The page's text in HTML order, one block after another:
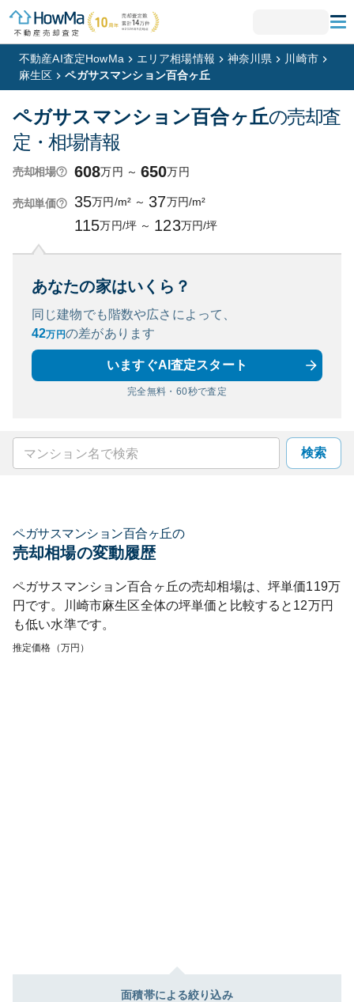
不動産AI査定HowMa エリア相場情報 神奈川県
川崎市
麻生区
ペガサスマンション百合ヶ丘
ペガサスマンション百合ヶ丘の売却査
定・相場情報
売却相場 608万円 ～ 650万円
売却単価 35万円/m² ～ 37万円/m²
115万円/坪 ～ 123万円/坪
あなたの家はいくら？
同じ建物でも階数や広さによって、
42万円の差があります
いますぐAI査定スタート
完全無料・60秒で査定
検索
ペガサスマンション百合ヶ丘の
売却相場の変動履歴
ペガサスマンション百合ヶ丘の売却相場は、坪単価119万
円です。
川崎市麻生区全体の坪単価と比較すると 12万円
も低い水準です。
推定価格（万円）
面積帯による絞り込み